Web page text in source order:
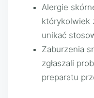
Alergie
którykolwiek
unikać
Zaburzenia
zgłaszali
preparatu